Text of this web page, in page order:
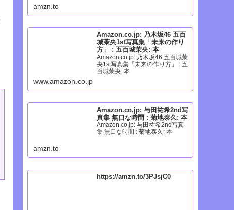
amzn.to
Amazon.co.jp: 乃木坂46 五百
城茉央1st写真集「未来の作り
方」 : 五百城茉央: 本
Amazon.co.jp: 乃木坂46 五百城茉
央1st写真集「未来の作り方」 : 五
百城茉央: 本
www.amazon.co.jp
Amazon.co.jp: 与田祐希2nd写
真集 無口な時間 : 菊地泰久: 本
Amazon.co.jp: 与田祐希2nd写真
集 無口な時間 : 菊地泰久: 本
amzn.to
https://amzn.to/3PJsjC0